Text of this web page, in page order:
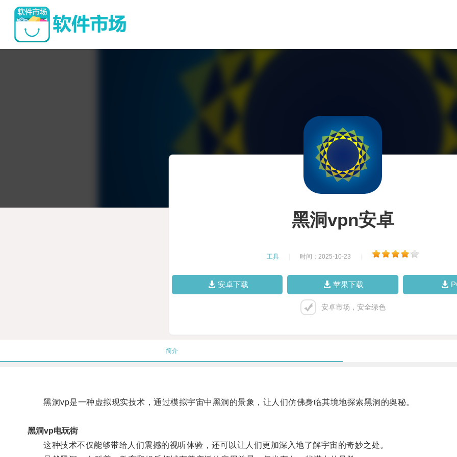
黑洞vpn安卓
工具 时间：2025-10-23
安卓下载 苹果下载
安卓市场，安全绿色
简介
黑洞vp是一种虚拟现实技术，通过模拟宇宙中黑洞的景象，让人们仿佛身临其境地探索黑洞的奥秘。
黑洞vp电玩街
这种技术不仅能够带给人们震撼的视听体验，还可以让人们更加深入地了解宇宙的奇妙之处。